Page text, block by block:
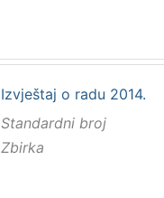
Izvještaj o radu 2014.
Standardni broj
Zbirka